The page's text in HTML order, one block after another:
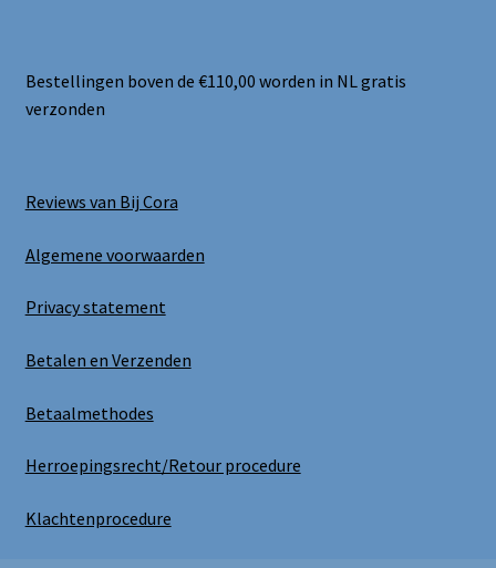
Bestellingen boven de €110,00 worden in NL gratis
verzonden
Reviews van Bij Cora
Algemene voorwaarden
Privacy statement
Betalen en Verzenden
Betaalmethodes
Herroepingsrecht/Retour procedure
Klachtenprocedure